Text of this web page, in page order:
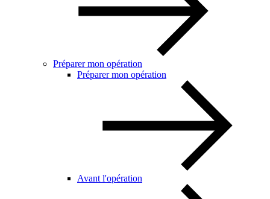
Préparer mon opération
Préparer mon opération
Avant l'opération